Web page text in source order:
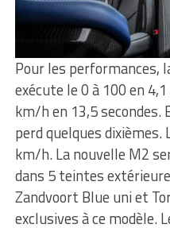
Pour les performances,
exécute le 0 à 100 en
km/h en 13,5 secondes.
perd quelques
km/h. La nouvelle M2
dans 5 teintes
Zandvoort Blue uni et
exclusives à ce modèle.